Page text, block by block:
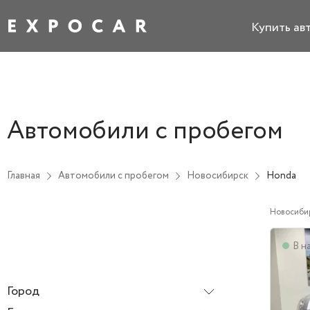
Купить
Автомобили с пробегом
Главная Автомобили с пробегом Новосибирск Honda
Город
В